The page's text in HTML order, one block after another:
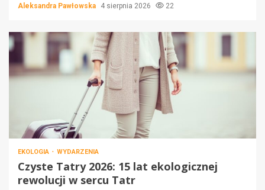
Aleksandra Pawłowska 4 sierpnia 2026 22
EKOLOGIA WYDARZENIA
Czyste Tatry 2026: 15 lat ekologicznej
rewolucji w sercu Tatr